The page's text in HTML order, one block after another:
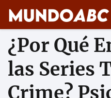
¿Por Qué
las Series
Crime?